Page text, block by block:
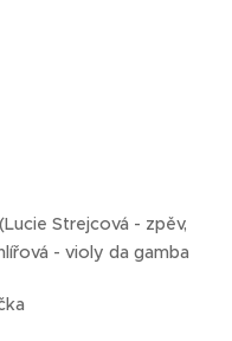
Strejcová - zpěv,
- violy da gamba